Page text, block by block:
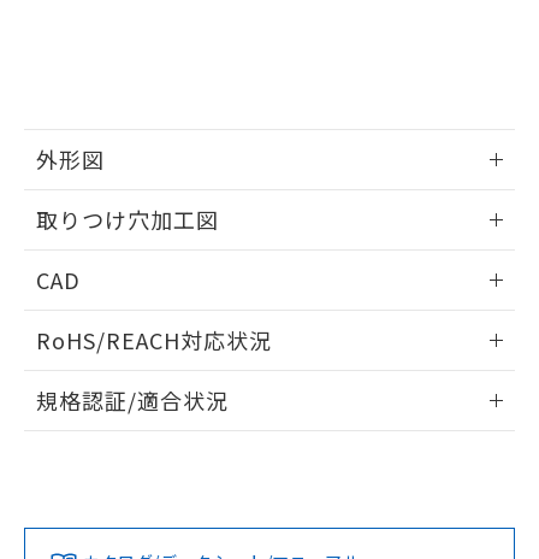
外形図
取りつけ穴加工図
CAD
ドすることができます。
ログイン/会員登録
ダウンロードデータをご利用いただく前に、以下を必ずお読
みください。
RoHS/REACH対応状況
EU RoHS 注意事項・凡例
規格認証/適合状況
欄に対応日を記載しておりました。
既に当社にて対応品への在庫切替を完了
り、2022年1月12日より割愛しておりま
す。